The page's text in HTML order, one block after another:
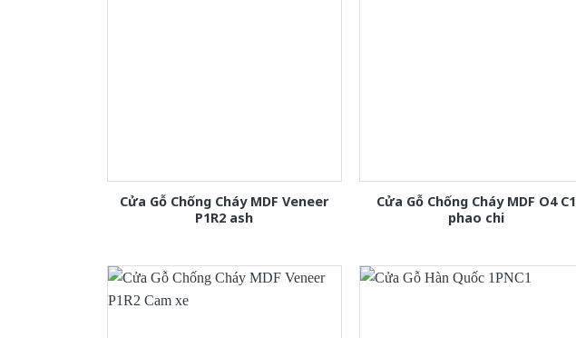
Cửa Gỗ Chống Cháy MDF Veneer
P1R2 ash
Cửa Gỗ Chống Cháy MDF O4 C1
phao chi